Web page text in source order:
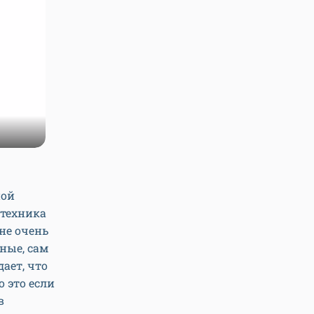
очень
сам
что
если